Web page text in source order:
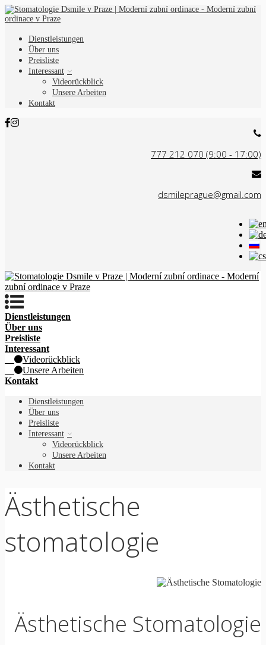
Dienstleistungen
Über uns
Preisliste
Interessant
Videorückblick
Unsere Arbeiten
Kontakt
777 212 070 (9:00 - 17:00)
dsmileprague@gmail.com
Dienstleistungen
Über uns
Preisliste
Interessant
Videorückblick
Unsere Arbeiten
Kontakt
Dienstleistungen
Über uns
Preisliste
Interessant
Videorückblick
Unsere Arbeiten
Kontakt
Ästhetische
stomatologie
Ästhetische Stomatologie